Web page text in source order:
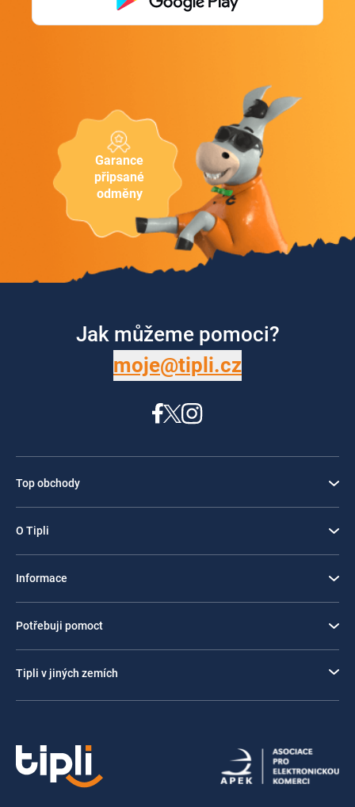
Garance
připsané
odměny
Jak můžeme pomoci?
moje@tipli.cz
Top obchody
O Tipli
Informace
Potřebuji pomoct
Tipli v jiných zemích